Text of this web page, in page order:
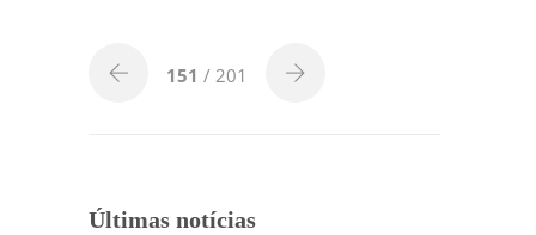
n p
151 / 201
Últimas notícias